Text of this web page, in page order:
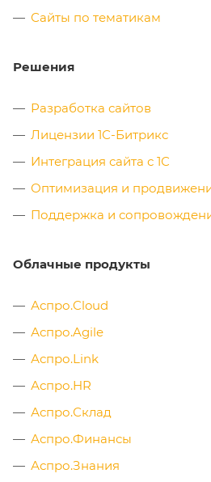
Сайты по тематикам
Решения
Разработка сайтов
Лицензии 1С-Битрикс
Интеграция сайта с 1С
Оптимизация и
Поддержка и
Облачные продукты
Аспро.Cloud
Аспро.Agile
Аспро.Link
Аспро.HR
Аспро.Склад
Аспро.Финансы
Аспро.Знания